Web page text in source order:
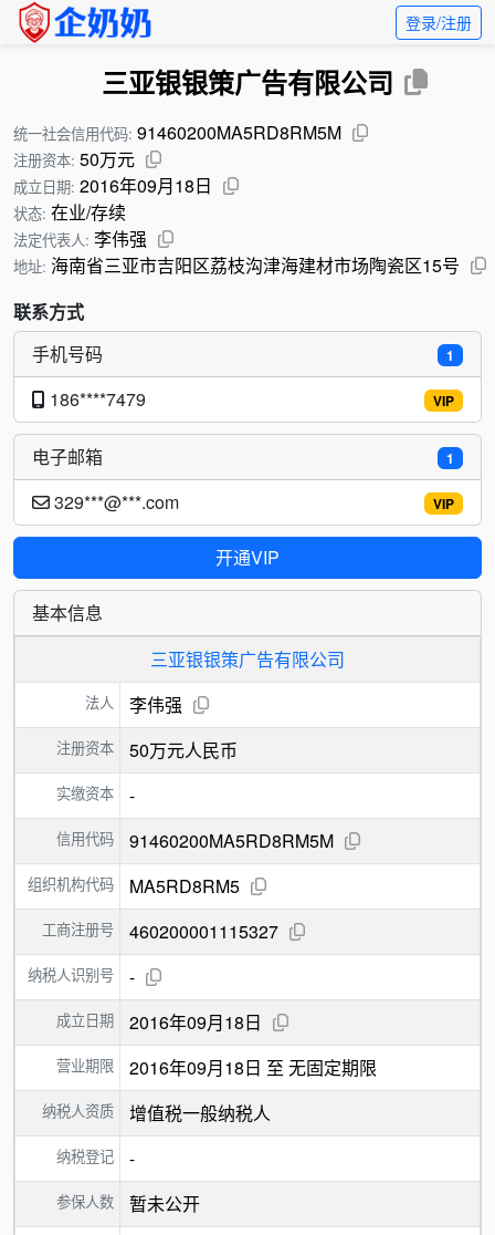
登录/注册
三亚银银策广告有限公司
统一社会信用代码: 91460200MA5RD8RM5M
注册资本: 50万元
成立日期: 2016年09月18日
状态: 在业/存续
法定代表人: 李伟强
地址: 海南省三亚市吉阳区荔枝沟津海建材市场陶瓷区15号
联系方式
1
手机号码
VIP
186****7479
1
电子邮箱
VIP
329***@***.com
开通VIP
基本信息
三亚银银策广告有限公司
法人 李伟强
注册资本 50万元人民币
实缴资本 -
信用代码 91460200MA5RD8RM5M
组织机构代码 MA5RD8RM5
工商注册号 460200001115327
纳税人识别号 -
成立日期 2016年09月18日
营业期限 2016年09月18日 至 无固定期限
纳税人资质 增值税一般纳税人
纳税登记 -
参保人数 暂未公开